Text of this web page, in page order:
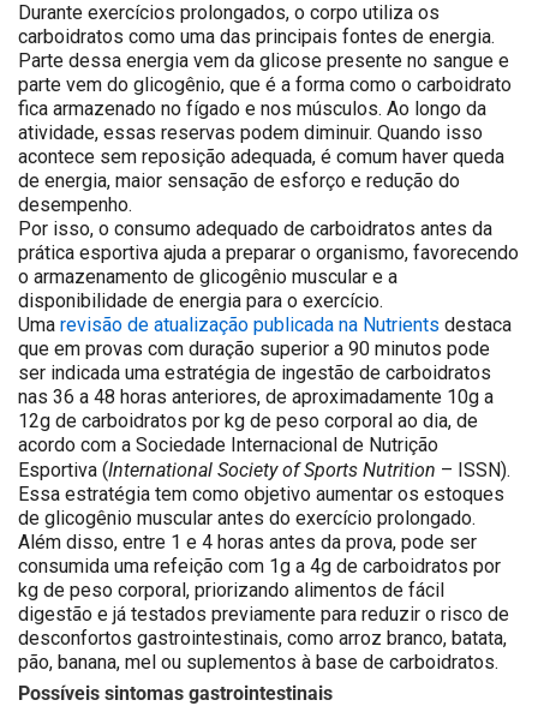
Durante exercícios prolongados, o corpo utiliza os
carboidratos como uma das principais fontes de energia.
Parte dessa energia vem da glicose presente no sangue e
parte vem do glicogênio, que é a forma como o carboidrato
fica armazenado no fígado e nos músculos. Ao longo da
atividade, essas reservas podem diminuir. Quando isso
acontece sem reposição adequada, é comum haver queda
de energia, maior sensação de esforço e redução do
desempenho.
Por isso, o consumo adequado de carboidratos antes da
prática esportiva ajuda a preparar o organismo, favorecendo
o armazenamento de glicogênio muscular e a
disponibilidade de energia para o exercício.
Uma revisão de atualização publicada na Nutrients destaca
que em provas com duração superior a 90 minutos pode
ser indicada uma estratégia de ingestão de carboidratos
nas 36 a 48 horas anteriores, de aproximadamente 10g a
12g de carboidratos por kg de peso corporal ao dia, de
acordo com a Sociedade Internacional de Nutrição
Esportiva (International Society of Sports Nutrition – ISSN).
Essa estratégia tem como objetivo aumentar os estoques
de glicogênio muscular antes do exercício prolongado.
Além disso, entre 1 e 4 horas antes da prova, pode ser
consumida uma refeição com 1g a 4g de carboidratos por
kg de peso corporal, priorizando alimentos de fácil
digestão e já testados previamente para reduzir o risco de
desconfortos gastrointestinais, como arroz branco, batata,
pão, banana, mel ou suplementos à base de carboidratos.
Possíveis sintomas gastrointestinais